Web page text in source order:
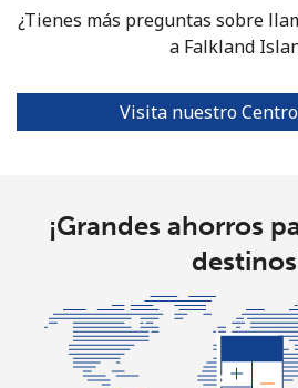
¿Tienes más preguntas sobre
a Falkland
Visita nuestro
¡Grandes ahorros